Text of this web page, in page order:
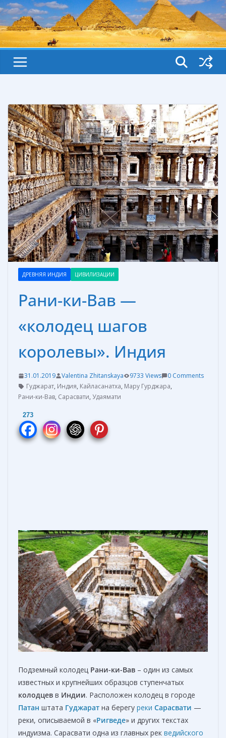
ДРЕВНЯЯ ИНДИЯ ЦИВИЛИЗАЦИИ
Рани-ки-Вав —
«колодец шагов
королевы». Индия
31.01.2019 Valentina Zhitanskaya 9733 Views
0 Comments
Гуджарат, Индия, Кайласанатха, Мару Гурджара,
Рани-ки-Вав, Сарасвати, Удаямати
273
Подземный колодец Рани-ки-Вав – один из самых
известных и крупнейших образцов ступенчатых
колодцев в Индии. Расположен колодец в городе
Патан штата Гуджарат на берегу реки Сарасвати —
реки, описываемой в «Ригведе» и других текстах
индуизма. Сарасвати одна из главных рек ведийского